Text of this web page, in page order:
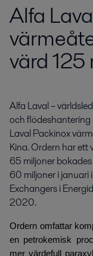
Alfa
värd
Alfa Laval –
och flödeshantering
Laval Packinox
Kina. Ordern har ett
65 miljoner
60 miljoner i januari
Exchangers i
2020.
Ordern omfattar
en petrokemisk
mer värdefull